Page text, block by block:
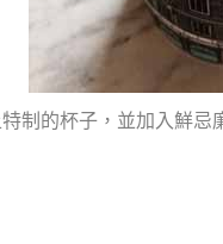
制的杯子，並加入鮮